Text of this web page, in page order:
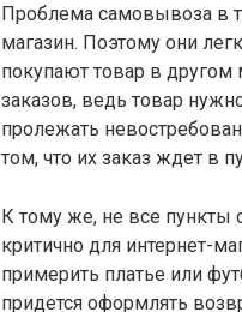
Проблема самовывоза в
магазин. Поэтому они
покупают товар в другом
заказов, ведь товар
пролежать
том, что их заказ ждет в
К тому же, не все пункты
критично для интернет-
примерить платье или
придется оформлять